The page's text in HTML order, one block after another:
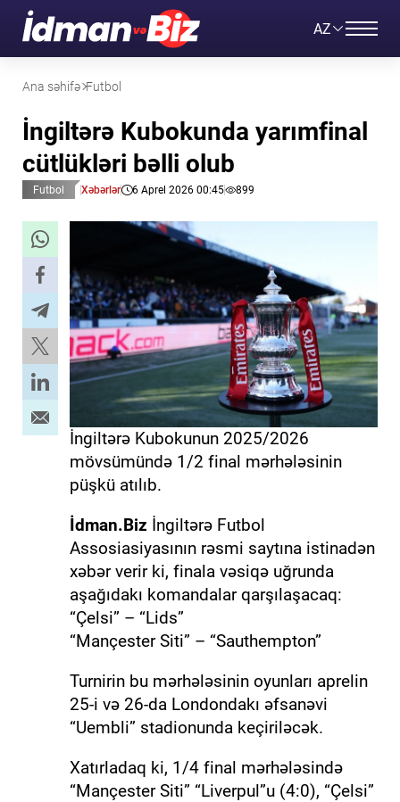
AZ
Ana səhifə Futbol
İngiltərə Kubokunda yarımfinal
cütlükləri bəlli olub
Futbol Xəbərlər 6 Aprel 2026 00:45 899
İngiltərə Kubokunun 2025/2026
mövsümündə 1/2 final mərhələsinin
püşkü atılıb.
İdman.Biz İngiltərə Futbol
Assosiasiyasının rəsmi saytına istinadən
xəbər verir ki, finala vəsiqə uğrunda
aşağıdakı komandalar qarşılaşacaq:
“Çelsi” – “Lids”
“Mançester Siti” – “Sauthempton”
Turnirin bu mərhələsinin oyunları aprelin
25-i və 26-da Londondakı əfsanəvi
“Uembli” stadionunda keçiriləcək.
Xatırladaq ki, 1/4 final mərhələsində
“Mançester Siti” “Liverpul”u (4:0), “Çelsi”